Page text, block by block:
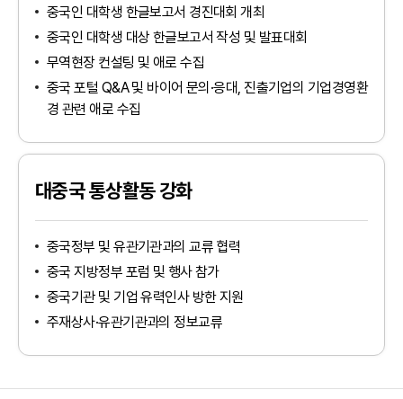
중국인 대학생 한글보고서 경진대회 개최
중국인 대학생 대상 한글보고서 작성 및 발표대회
무역현장 컨설팅 및 애로 수집
중국 포털 Q&A 및 바이어 문의·응대, 진출기업의 기업경영환
경 관련 애로 수집
대중국 통상활동 강화
중국정부 및 유관기관과의 교류 협력
중국 지방정부 포럼 및 행사 참가
중국기관 및 기업 유력인사 방한 지원
주재상사·유관기관과의 정보교류
인천지역본부
경기북부지역본부
경기남부지역본부
대전·세종·충남지역본부
충북지역본부
tradeKorea
TradePro
WTC Seoul
CALT
산업통상부
산업융합샌드박스
기획재정부